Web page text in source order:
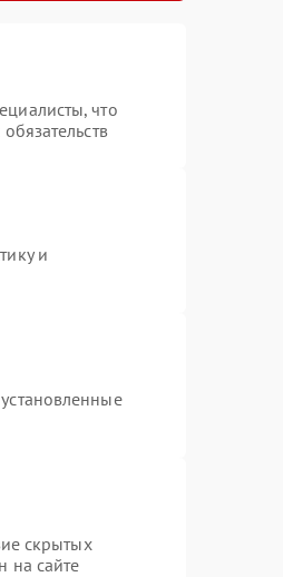
что
и
скрытых
на сайте